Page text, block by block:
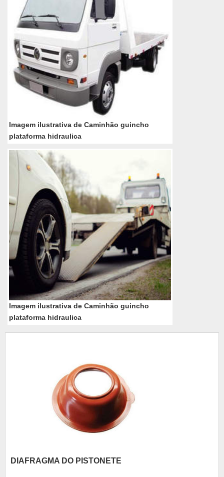
Imagem ilustrativa de Caminhão guincho
plataforma hidraulica
Imagem ilustrativa de Caminhão guincho
plataforma hidraulica
DIAFRAGMA DO PISTONETE